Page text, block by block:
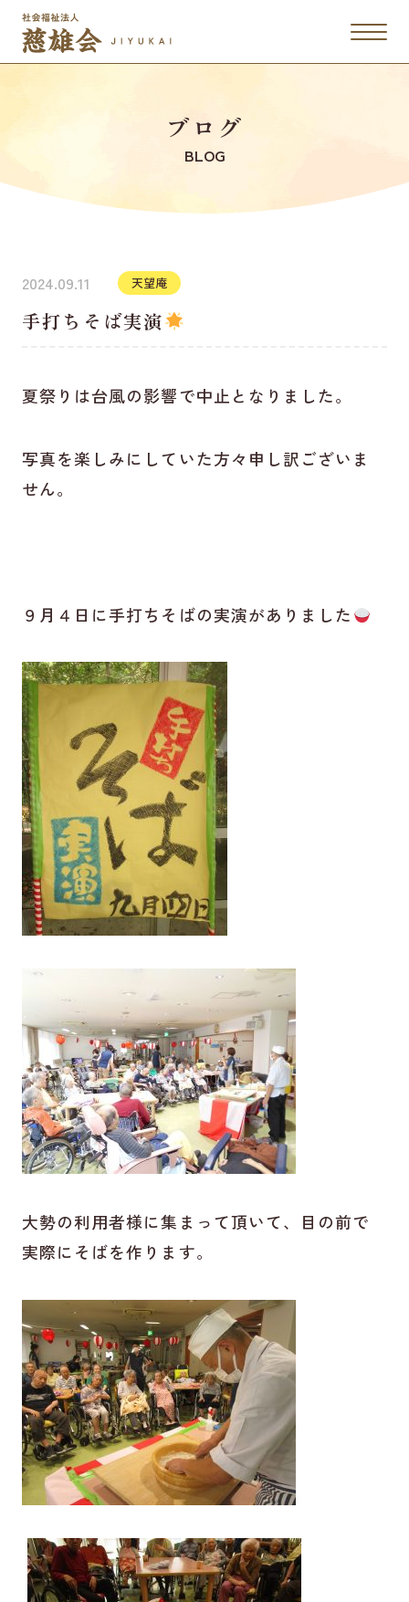
ブログ
BLOG
2024.09.11 天望庵
手打ちそば実演
夏祭りは台風の影響で中止となりました。
写真を楽しみにしていた方々申し訳ございま
せん。
９月４日に手打ちそばの実演がありました
大勢の利用者様に集まって頂いて、目の前で
実際にそばを作ります。